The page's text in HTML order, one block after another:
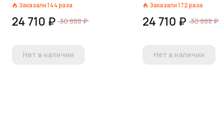
Заказали144раза
24 710 ₽ 30 888 ₽
Нет в наличии
Заказали172раза
24 710 ₽ 30 888 ₽
Нет в наличии